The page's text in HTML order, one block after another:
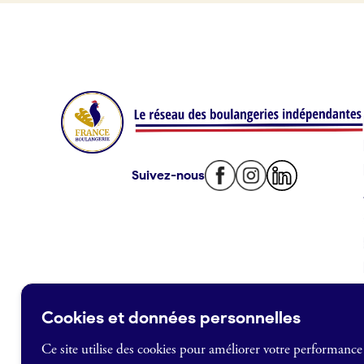
Offres d’emploi
Je suis fournisseur
Suivez-nous
Cookies et données personnelles
Ce site utilise des cookies pour améliorer votre performance